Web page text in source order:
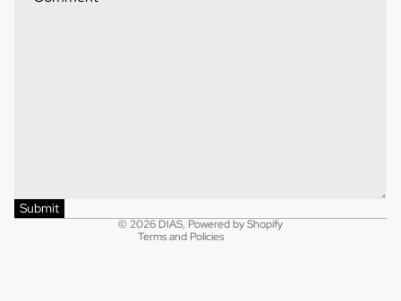
Submit
© 2026 DIAS, Powered by Shopify
Terms and Policies